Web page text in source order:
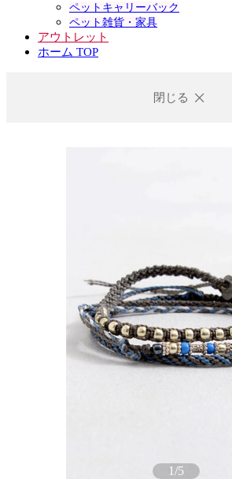
ペットキャリーバック
ペット雑貨・家具
アウトレット
ホーム TOP
閉じる
1/5